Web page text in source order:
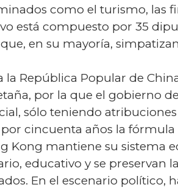
como el turismo, las
está compuesto por 35
en su mayoría,
República Popular de
por la que el gobierno
sólo teniendo
cincuenta años la fórmula
Kong mantiene su sistema
educativo y se preservan
En el escenario político,